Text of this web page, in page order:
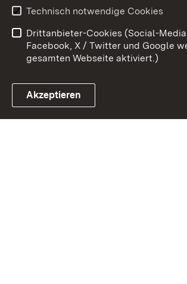
Link zum Landesportal
Impressum
Cookies
Technisch notwendige Cookies
Drittanbieter-Cookies (Social-
Facebook, X / Twitter und Google
gesamten Webseite aktiviert.)
Akzeptieren